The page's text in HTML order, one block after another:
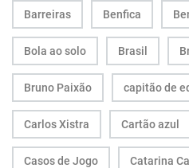
Barreiras Benfica
Bola ao solo Brasil
Bruno Paixão capitão de
Carlos Xistra Cartão azul
Casos de Jogo Catarina